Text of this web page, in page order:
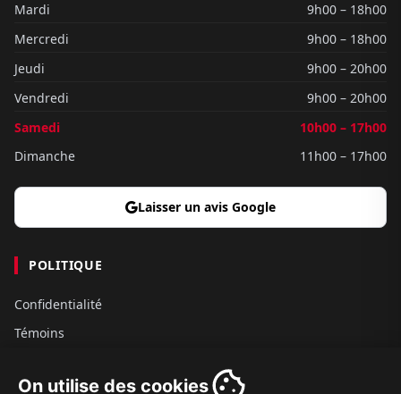
On utilise des cookies
Mardi
9h00 – 18h00
Mercredi
9h00 – 18h00
Jeudi
9h00 – 20h00
Vendredi
9h00 – 20h00
Samedi
10h00 – 17h00
Dimanche
11h00 – 17h00
Laisser un avis Google
POLITIQUE
Confidentialité
Témoins
Conditions